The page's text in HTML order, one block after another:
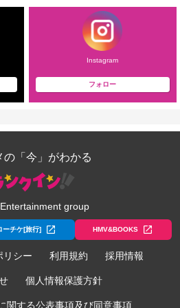
Instagram
フォロー
の「今」がわかる
group
ーチケ[旅行] HMV&BOOKS
リシー 利用規約 採用情報
個人情報保護方針
関する公表事項及び同意事項